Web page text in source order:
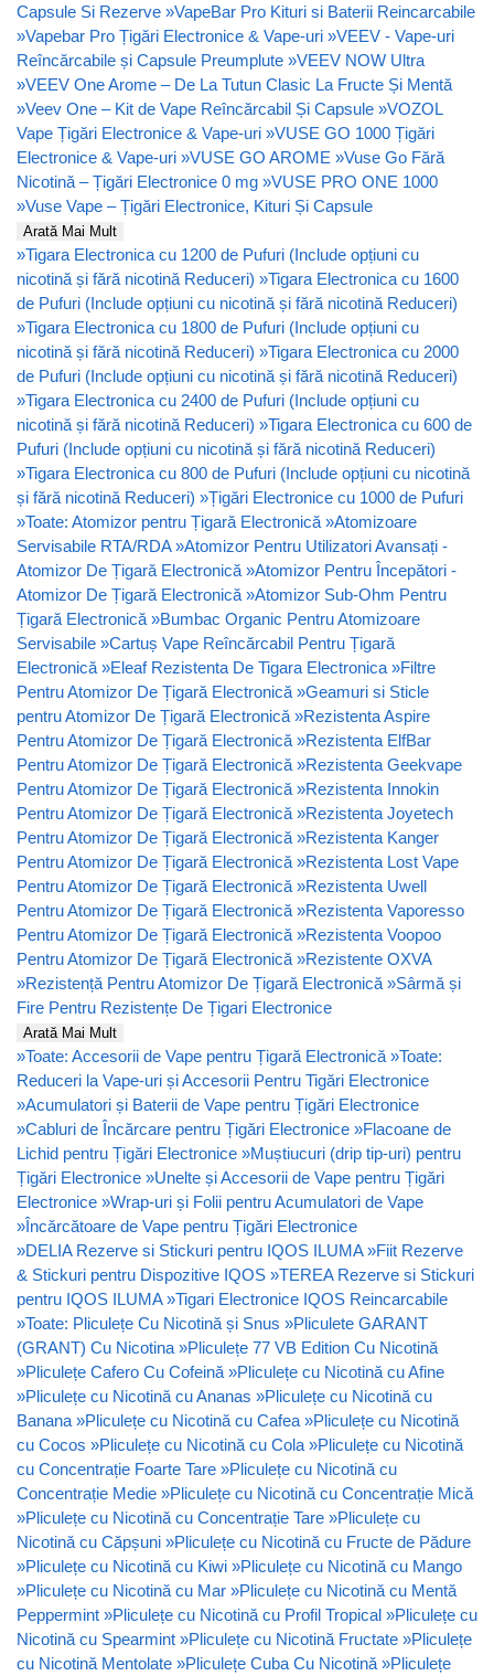
Capsule Si Rezerve »VapeBar Pro Kituri si Baterii Reincarcabile
»Vapebar Pro Țigări Electronice & Vape-uri »VEEV - Vape-uri
Reîncărcabile și Capsule Preumplute »VEEV NOW Ultra
»VEEV One Arome – De La Tutun Clasic La Fructe Și Mentă
»Veev One – Kit de Vape Reîncărcabil Și Capsule »VOZOL
Vape Țigări Electronice & Vape-uri »VUSE GO 1000 Țigări
Electronice & Vape-uri »VUSE GO AROME »Vuse Go Fără
Nicotină – Țigări Electronice 0 mg »VUSE PRO ONE 1000
»Vuse Vape – Țigări Electronice, Kituri Și Capsule
Arată Mai Mult
»Tigara Electronica cu 1200 de Pufuri (Include opțiuni cu
nicotină și fără nicotină Reduceri) »Tigara Electronica cu 1600
de Pufuri (Include opțiuni cu nicotină și fără nicotină Reduceri)
»Tigara Electronica cu 1800 de Pufuri (Include opțiuni cu
nicotină și fără nicotină Reduceri) »Tigara Electronica cu 2000
de Pufuri (Include opțiuni cu nicotină și fără nicotină Reduceri)
»Tigara Electronica cu 2400 de Pufuri (Include opțiuni cu
nicotină și fără nicotină Reduceri) »Tigara Electronica cu 600 de
Pufuri (Include opțiuni cu nicotină și fără nicotină Reduceri)
»Tigara Electronica cu 800 de Pufuri (Include opțiuni cu nicotină
și fără nicotină Reduceri) »Țigări Electronice cu 1000 de Pufuri
»Toate: Atomizor pentru Țigară Electronică »Atomizoare
Servisabile RTA/RDA »Atomizor Pentru Utilizatori Avansați -
Atomizor De Țigară Electronică »Atomizor Pentru Începători -
Atomizor De Țigară Electronică »Atomizor Sub-Ohm Pentru
Țigară Electronică »Bumbac Organic Pentru Atomizoare
Servisabile »Cartuș Vape Reîncărcabil Pentru Țigară
Electronică »Eleaf Rezistenta De Tigara Electronica »Filtre
Pentru Atomizor De Țigară Electronică »Geamuri si Sticle
pentru Atomizor De Țigară Electronică »Rezistenta Aspire
Pentru Atomizor De Țigară Electronică »Rezistenta ElfBar
Pentru Atomizor De Țigară Electronică »Rezistenta Geekvape
Pentru Atomizor De Țigară Electronică »Rezistenta Innokin
Pentru Atomizor De Țigară Electronică »Rezistenta Joyetech
Pentru Atomizor De Țigară Electronică »Rezistenta Kanger
Pentru Atomizor De Țigară Electronică »Rezistenta Lost Vape
Pentru Atomizor De Țigară Electronică »Rezistenta Uwell
Pentru Atomizor De Țigară Electronică »Rezistenta Vaporesso
Pentru Atomizor De Țigară Electronică »Rezistenta Voopoo
Pentru Atomizor De Țigară Electronică »Rezistente OXVA
»Rezistență Pentru Atomizor De Țigară Electronică »Sârmă și
Fire Pentru Rezistențe De Țigari Electronice
Arată Mai Mult
»Toate: Accesorii de Vape pentru Țigară Electronică »Toate:
Reduceri la Vape-uri și Accesorii Pentru Tigări Electronice
»Acumulatori și Baterii de Vape pentru Țigări Electronice
»Cabluri de Încărcare pentru Țigări Electronice »Flacoane de
Lichid pentru Țigări Electronice »Muștiucuri (drip tip-uri) pentru
Țigări Electronice »Unelte și Accesorii de Vape pentru Țigări
Electronice »Wrap-uri și Folii pentru Acumulatori de Vape
»Încărcătoare de Vape pentru Țigări Electronice
»DELIA Rezerve si Stickuri pentru IQOS ILUMA »Fiit Rezerve
& Stickuri pentru Dispozitive IQOS »TEREA Rezerve si Stickuri
pentru IQOS ILUMA »Tigari Electronice IQOS Reincarcabile
»Toate: Pliculețe Cu Nicotină și Snus »Pliculete GARANT
(GRANT) Cu Nicotina »Pliculețe 77 VB Edition Cu Nicotină
»Pliculețe Cafero Cu Cofeină »Pliculețe cu Nicotină cu Afine
»Pliculețe cu Nicotină cu Ananas »Pliculețe cu Nicotină cu
Banana »Pliculețe cu Nicotină cu Cafea »Pliculețe cu Nicotină
cu Cocos »Pliculețe cu Nicotină cu Cola »Pliculețe cu Nicotină
cu Concentrație Foarte Tare »Pliculețe cu Nicotină cu
Concentrație Medie »Pliculețe cu Nicotină cu Concentrație Mică
»Pliculețe cu Nicotină cu Concentrație Tare »Pliculețe cu
Nicotină cu Căpșuni »Pliculețe cu Nicotină cu Fructe de Pădure
»Pliculețe cu Nicotină cu Kiwi »Pliculețe cu Nicotină cu Mango
»Pliculețe cu Nicotină cu Mar »Pliculețe cu Nicotină cu Mentă
Peppermint »Pliculețe cu Nicotină cu Profil Tropical »Pliculețe cu
Nicotină cu Spearmint »Pliculețe cu Nicotină Fructate »Pliculețe
cu Nicotină Mentolate »Pliculețe Cuba Cu Nicotină »Pliculețe